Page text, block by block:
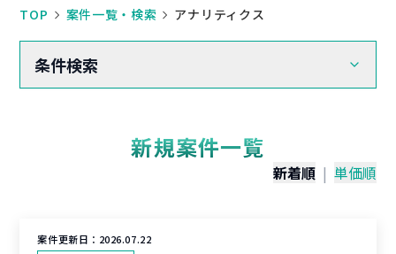
TOP 案件一覧・検索 アナリティクス
条件検索
新規案件一覧
新着順 | 単価順
案件更新日： 2026.07.22